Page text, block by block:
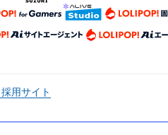
採用サイト